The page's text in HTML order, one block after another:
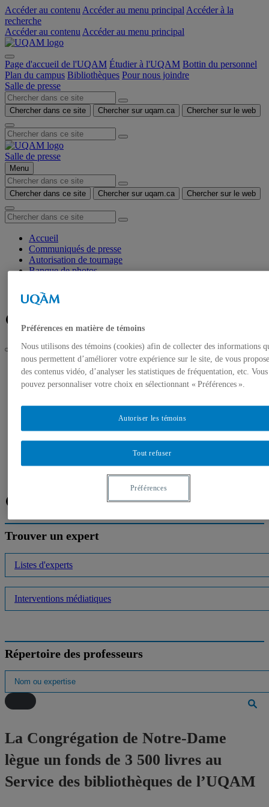
Accéder au contenu Accéder au menu principal Accéder à la
recherche
Accéder au contenu Accéder au menu principal
Page d'accueil de l'UQAM Étudier à l'UQAM Bottin du personnel
Plan du campus Bibliothèques Pour nous joindre
Salle de presse
Chercher dans ce site Chercher sur uqam.ca Chercher sur le web
Salle de presse
Menu
Chercher dans ce site Chercher sur uqam.ca Chercher sur le web
Accueil
Communiqués de presse
Autorisation de tournage
Banque de photos
Plan du campus
Facebook
UQAM
Salle de presse
La Congrégation de Notre-Dame lègue un fonds de 3 500
Communiqués de presse
Autorisation de tournage
Facebook
Trouver un expert
Listes d'experts
Interventions médiatiques
Répertoire des professeurs
La Congrégation de Notre-Dame
lègue un fonds de 3 500 livres au
Service des bibliothèques de l’UQAM
Préférences en matière de témoins
Nous utilisons des témoins (cookies) afin de collecter des informations
nous permettent d’améliorer votre expérience sur le site, de vous
des contenus vidéo, d’analyser les statistiques de fréquentation, etc. Vous
pouvez personnaliser votre choix en sélectionnant « Préférences ».
Tout refuser
Autoriser les témoins
Préférences